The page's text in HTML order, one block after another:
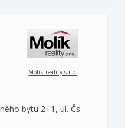
Molík reality s.r.o.
bytu 2+1, ul. Čs.